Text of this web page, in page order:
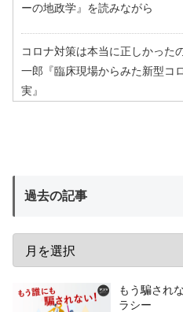
ーの地政学』を読みながら
コロナ対策は本当に正しかった
一郎『臨床現場からみた新型コ
実』
過去の記事
もう騙され
ラシー